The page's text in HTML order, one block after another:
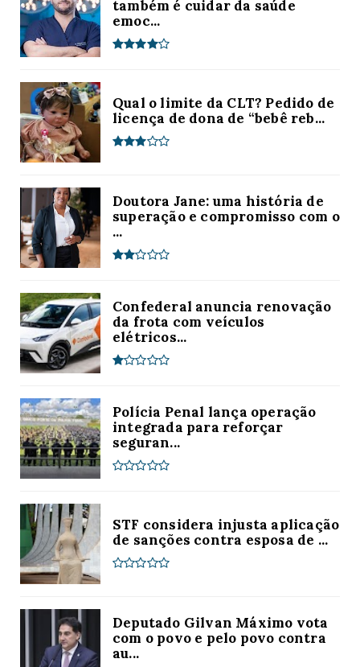
também é cuidar da saúde
emoc...
Qual o limite da CLT? Pedido de
licença de dona de “bebê reb...
Doutora Jane: uma história de
superação e compromisso com o
...
Confederal anuncia renovação
da frota com veículos
elétricos...
Polícia Penal lança operação
integrada para reforçar
seguran...
STF considera injusta aplicação
de sanções contra esposa de ...
Deputado Gilvan Máximo vota
com o povo e pelo povo contra
au...